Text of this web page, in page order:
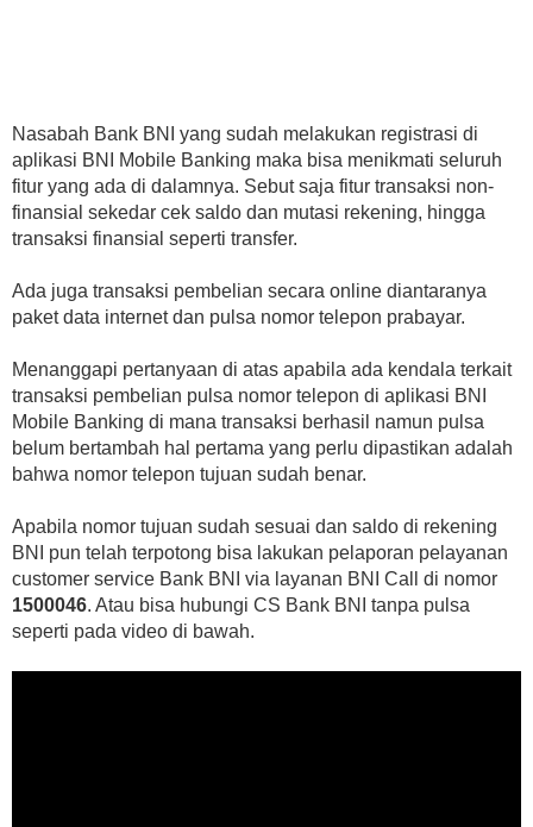
Nasabah Bank BNI yang sudah melakukan registrasi di
aplikasi BNI Mobile Banking maka bisa menikmati seluruh
fitur yang ada di dalamnya. Sebut saja fitur transaksi non-
finansial sekedar cek saldo dan mutasi rekening, hingga
transaksi finansial seperti transfer.
Ada juga transaksi pembelian secara online diantaranya
paket data internet dan pulsa nomor telepon prabayar.
Menanggapi pertanyaan di atas apabila ada kendala terkait
transaksi pembelian pulsa nomor telepon di aplikasi BNI
Mobile Banking di mana transaksi berhasil namun pulsa
belum bertambah hal pertama yang perlu dipastikan adalah
bahwa nomor telepon tujuan sudah benar.
Apabila nomor tujuan sudah sesuai dan saldo di rekening
BNI pun telah terpotong bisa lakukan pelaporan pelayanan
customer service Bank BNI via layanan BNI Call di nomor
1500046. Atau bisa hubungi CS Bank BNI tanpa pulsa
seperti pada video di bawah.